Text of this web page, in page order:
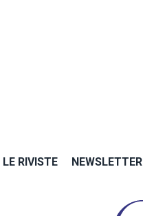
LE RIVISTE NEWSLETTER